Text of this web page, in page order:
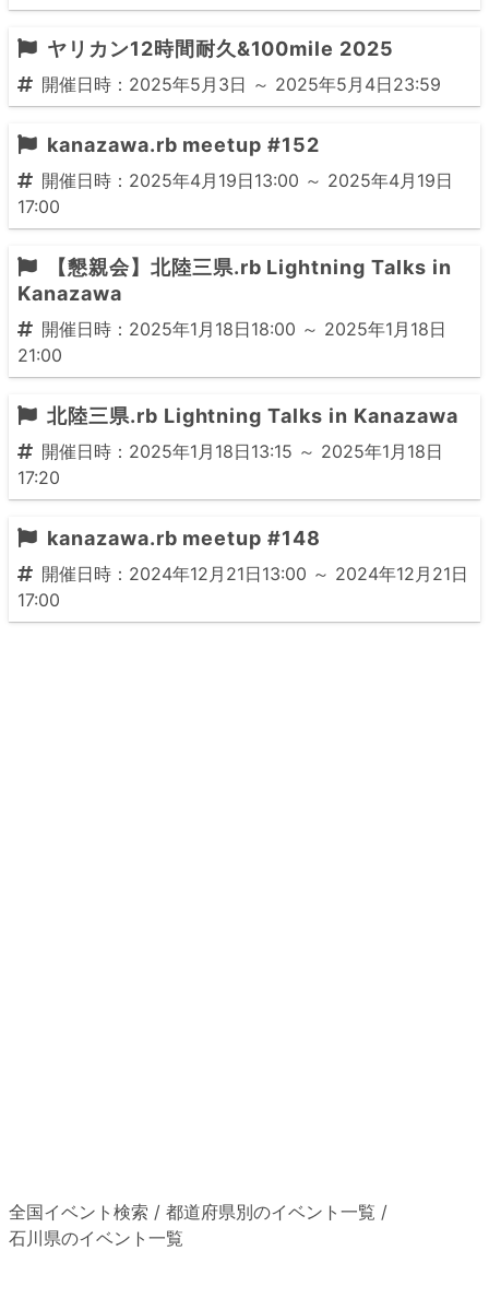
ヤリカン12時間耐久&100mile 2025
開催日時：2025年5月3日 ～ 2025年5月4日23:59
kanazawa.rb meetup #152
開催日時：2025年4月19日13:00 ～ 2025年4月19日
17:00
【懇親会】北陸三県.rb Lightning Talks in
Kanazawa
開催日時：2025年1月18日18:00 ～ 2025年1月18日
21:00
北陸三県.rb Lightning Talks in Kanazawa
開催日時：2025年1月18日13:15 ～ 2025年1月18日
17:20
kanazawa.rb meetup #148
開催日時：2024年12月21日13:00 ～ 2024年12月21日
17:00
全国イベント検索 / 都道府県別のイベント一覧 /
石川県のイベント一覧